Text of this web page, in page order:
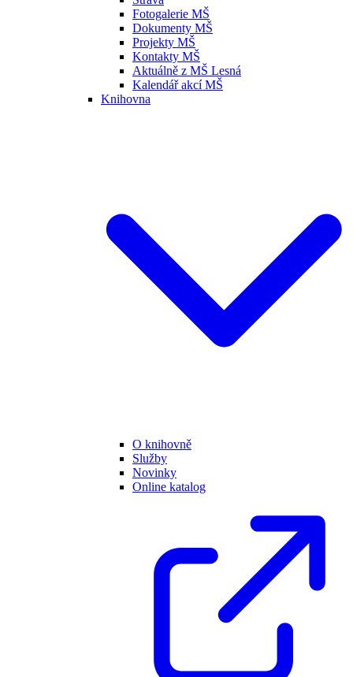
Fotogalerie MŠ
Dokumenty MŠ
Projekty MŠ
Kontakty MŠ
Aktuálně z MŠ Lesná
Kalendář akcí MŠ
Knihovna
O knihovně
Služby
Novinky
Online katalog